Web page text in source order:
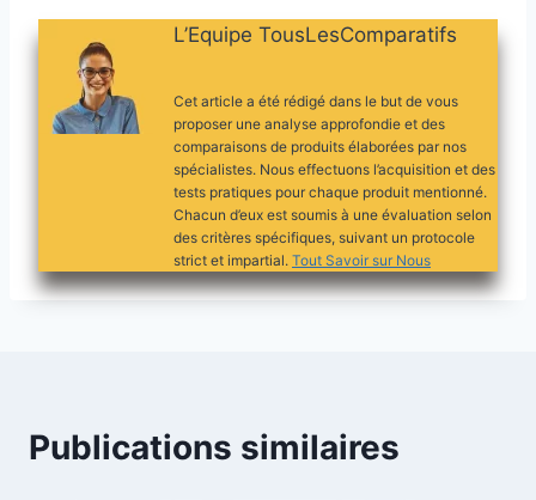
L’Equipe TousLesComparatifs
Cet article a été rédigé dans le but de vous
proposer une analyse approfondie et des
comparaisons de produits élaborées par nos
spécialistes. Nous effectuons l’acquisition et des
tests pratiques pour chaque produit mentionné.
Chacun d’eux est soumis à une évaluation selon
des critères spécifiques, suivant un protocole
strict et impartial. Tout Savoir sur Nous
Publications similaires